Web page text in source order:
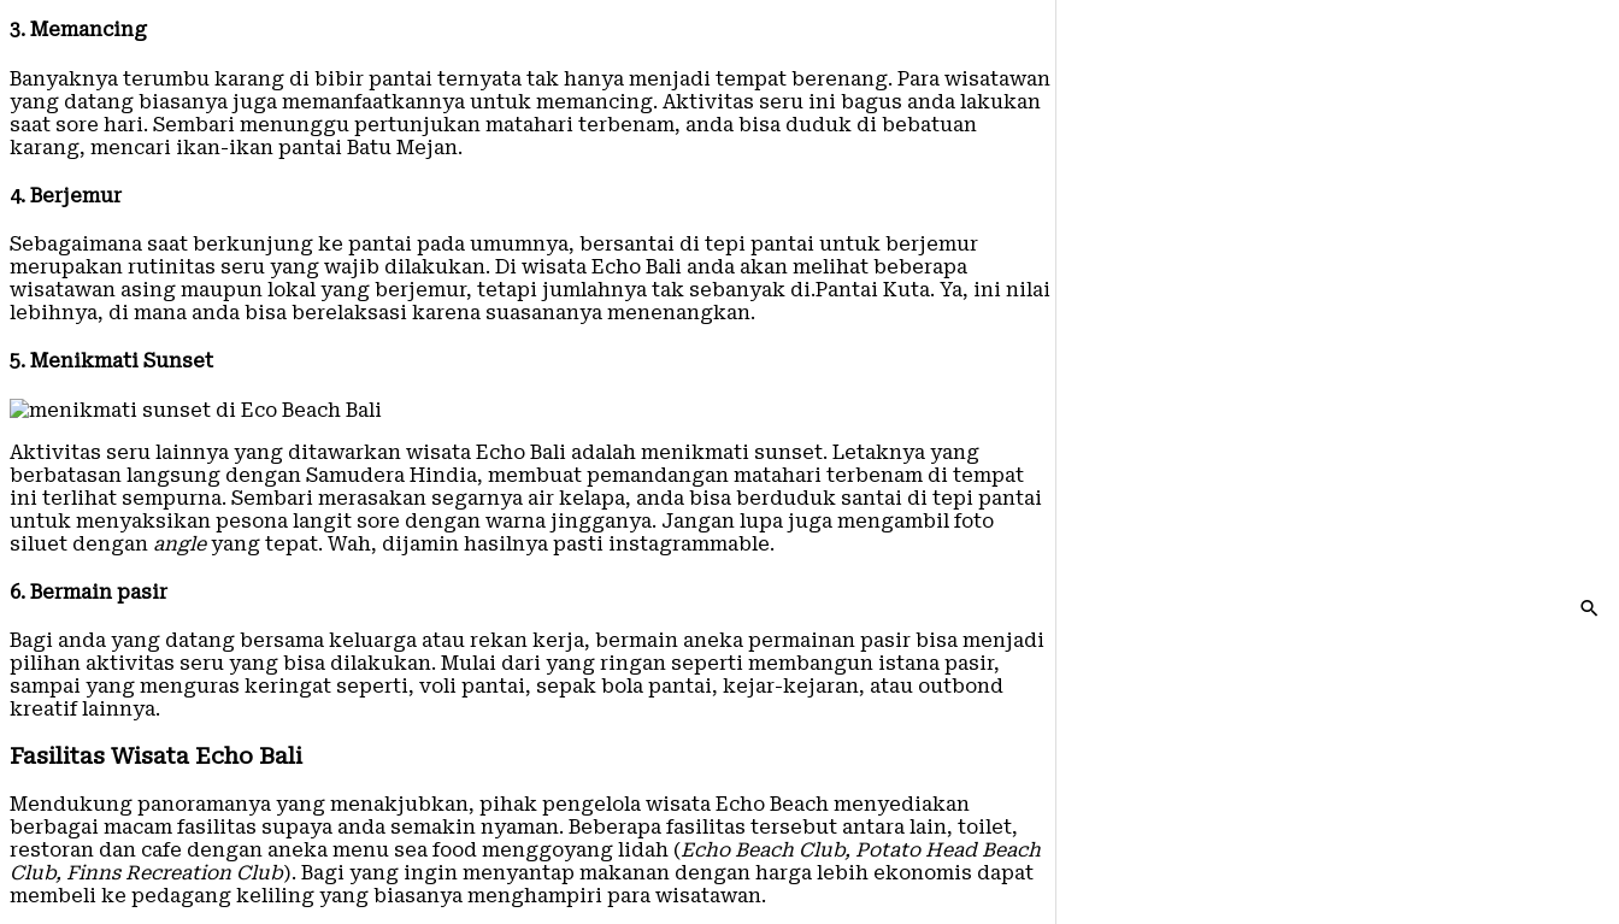
3. Memancing
Banyaknya terumbu karang di bibir pantai ternyata tak hanya menjadi tempat berenang. Para wisatawan
yang datang biasanya juga memanfaatkannya untuk memancing. Aktivitas seru ini bagus anda lakukan
saat sore hari. Sembari menunggu pertunjukan matahari terbenam, anda bisa duduk di bebatuan
karang, mencari ikan-ikan pantai Batu Mejan.
4. Berjemur
Sebagaimana saat berkunjung ke pantai pada umumnya, bersantai di tepi pantai untuk berjemur
merupakan rutinitas seru yang wajib dilakukan. Di wisata Echo Bali anda akan melihat beberapa
wisatawan asing maupun lokal yang berjemur, tetapi jumlahnya tak sebanyak di.Pantai Kuta. Ya, ini nilai
lebihnya, di mana anda bisa berelaksasi karena suasananya menenangkan.
5. Menikmati Sunset
Aktivitas seru lainnya yang ditawarkan wisata Echo Bali adalah menikmati sunset. Letaknya yang
berbatasan langsung dengan Samudera Hindia, membuat pemandangan matahari terbenam di tempat
ini terlihat sempurna. Sembari merasakan segarnya air kelapa, anda bisa berduduk santai di tepi pantai
untuk menyaksikan pesona langit sore dengan warna jingganya. Jangan lupa juga mengambil foto
siluet dengan angleyang tepat. Wah, dijamin hasilnya pasti instagrammable.
6. Bermain pasir
Bagi anda yang datang bersama keluarga atau rekan kerja, bermain aneka permainan pasir bisa menjadi
pilihan aktivitas seru yang bisa dilakukan. Mulai dari yang ringan seperti membangun istana pasir,
sampai yang menguras keringat seperti, voli pantai, sepak bola pantai, kejar-kejaran, atau outbond
kreatif lainnya.
Fasilitas Wisata Echo Bali
Mendukung panoramanya yang menakjubkan, pihak pengelola wisata Echo Beach menyediakan
berbagai macam fasilitas supaya anda semakin nyaman. Beberapa fasilitas tersebut antara lain, toilet,
restoran dan cafe dengan aneka menu sea food menggoyang lidah (Echo Beach Club, Potato Head Beach
Club, Finns Recreation Club). Bagi yang ingin menyantap makanan dengan harga lebih ekonomis dapat
membeli ke pedagang keliling yang biasanya menghampiri para wisatawan.